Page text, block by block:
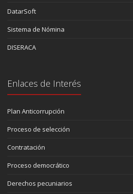
DatarSoft
Sistema de Nómina
DISERACA
Enlaces de Interés
Plan Anticorrupción
Proceso de selección
Contratación
Proceso democrático
Derechos pecuniarios